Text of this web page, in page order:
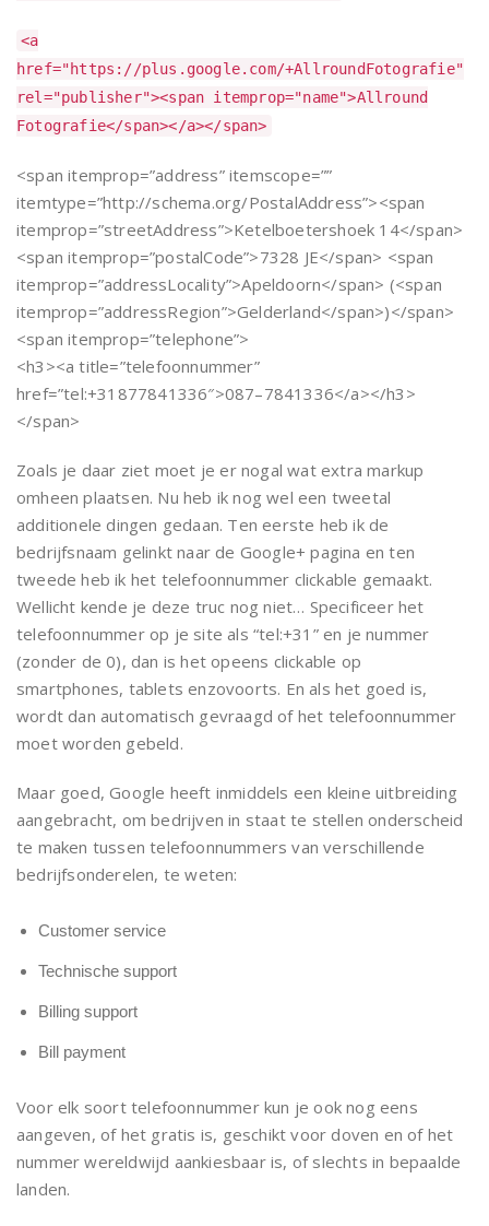
<a
href="https://plus.google.com/+AllroundFotografie"
rel="publisher"><span itemprop="name">Allround
Fotografie</span></a></span>
<span itemprop=”address” itemscope=””
itemtype=”http://schema.org/PostalAddress”><span
itemprop=”streetAddress”>Ketelboetershoek 14</span>
<span itemprop=”postalCode”>7328 JE</span> <span
itemprop=”addressLocality”>Apeldoorn</span> (<span
itemprop=”addressRegion”>Gelderland</span>)</span>
<span itemprop=”telephone”>
<h3><a title=”telefoonnummer”
href=”tel:+31877841336″>087–7841336</a></h3>
</span>
Zoals je daar ziet moet je er nogal wat extra markup
omheen plaatsen. Nu heb ik nog wel een tweetal
additionele dingen gedaan. Ten eerste heb ik de
bedrijfsnaam gelinkt naar de Google+ pagina en ten
tweede heb ik het telefoonnummer clickable gemaakt.
Wellicht kende je deze truc nog niet… Specificeer het
telefoonnummer op je site als “tel:+31” en je nummer
(zonder de 0), dan is het opeens clickable op
smartphones, tablets enzovoorts. En als het goed is,
wordt dan automatisch gevraagd of het telefoonnummer
moet worden gebeld.
Maar goed, Google heeft inmiddels een kleine uitbreiding
aangebracht, om bedrijven in staat te stellen onderscheid
te maken tussen telefoonnummers van verschillende
bedrijfsonderelen, te weten:
Customer service
Technische support
Billing support
Bill payment
Voor elk soort telefoonnummer kun je ook nog eens
aangeven, of het gratis is, geschikt voor doven en of het
nummer wereldwijd aankiesbaar is, of slechts in bepaalde
landen.